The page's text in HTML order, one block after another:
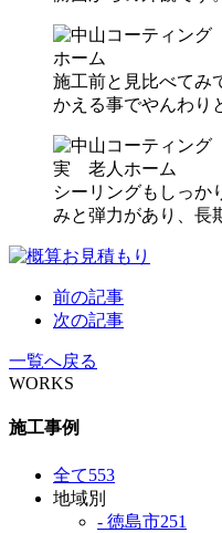
施工前と見比べてみ
かえる事でやんわり
シーリングもしっか
みと弾力があり、長
前の記事
次の記事
一覧へ戻る
WORKS
施工事例
全て553
地域別
- 徳島市251